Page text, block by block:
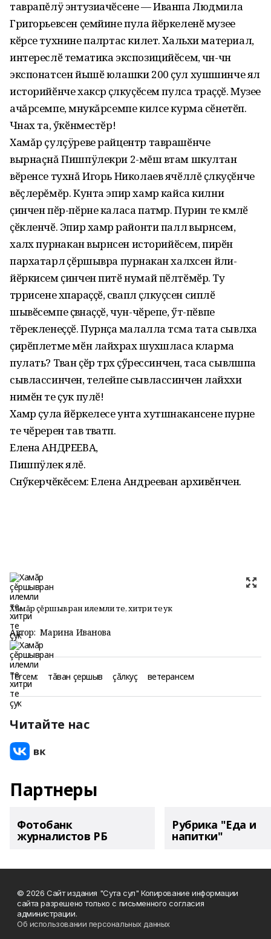
таврапĕлÿ энтузиачӗсене — Иванпа Людмила
Григорьевсен ҫемйине пула йӗркеленӗ музее
кӗрсе тухнине палӑртас килет. Хальхи материал,
интереслӗ тематика экспозицийӗсем, чӑн-чӑн
экспонатсен йышӗ юлашки 200 ҫул хушшинче ял
историйӗнче хаксӑр ҫӑлкуҫӗсем пулса тӑраҫҫӗ. Музее
ачăрсемпе, мӑнукăрсемпе килсе курма сӗнетӗп.
Чӑнах та, ӳкӗнместӗр!
Хамăр çулçÿреве райцентр таврашӗнче
вырнаçнă Пишпÿлекри 2-мĕш вӑтам шкултан
вӗренсе тухнă Игорь Николаев ячӗллĕ ҫӑлкуҫӗнче
вĕçлерĕмĕр. Кунта эпир хамӑр кайса килни
ҫинчен пӗр-пӗрне каласа патӑмӑр. Пурин те кӑмӑлӗ
ҫӗкленчӗ. Эпир хамӑр районти паллӑ вырӑнсем,
халӑх пурӑнакан вырӑнсен историйӗсем, пирӗн
пархатарлӑ ҫӗршывра пурӑнакан халӑхсен йӑли-
йӗркисем ҫинчен питӗ нумай пӗлтӗмӗр. Ту
тӑррисене хӑпараҫҫӗ, сӑваплӑ ҫӑлкуҫсен сиплӗ
шывӗсемпе ҫӑвӑнаҫҫӗ, чун-чӗрепе, ӳт-пӗвпе
тӗрекленеҫҫӗ. Пурнӑҫа малалла тӑсма тата сывлӑха
ҫирӗплетме мӗн лайӑхрах шухӑшласа кӑларма
пулать? Тӑван ҫӗр тӑрӑх ҫӳрессинчен, таса сывлӑшпа
сывлассинчен, телейпе сывлассинчен лайӑххи
нимӗн те ҫук пулӗ!
Хамӑр ҫула йӗркелесе унта хутшӑнакансене пурне
те чӗререн тав тӑватӑп.
Елена АНДРЕЕВА,
Пишпÿлек ялĕ.
Сӑнӳкерчӗкĕсем: Елена Андрееван архивĕнчен.
Хамăр çĕршывран илемли те, хитри те ҫук
Автор: Марина Иванова
Тегсем: тăван çершыв çăлкуç ветерансем
Читайте нас
Партнеры
Фотобанк
журналистов РБ
Рубрика "Еда и
напитки"
© 2026 Сайт издания "Сута сул" Копирование информации
сайта разрешено только с письменного согласия
администрации.
Об использовании персональных данных